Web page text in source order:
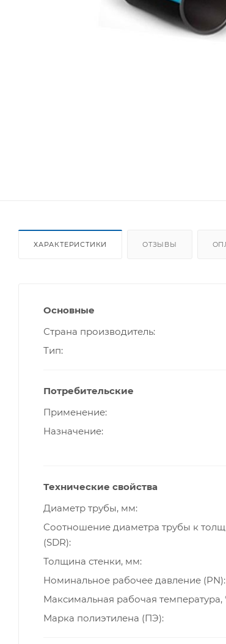
ХАРАКТЕРИСТИКИ ОТЗЫВЫ
Основные
Страна производитель
Тип
Потребительские
Применение
Назначение
Технические свойства
Диаметр трубы, мм
Cоотношение диаметра трубы к
(SDR)
Толщина стенки, мм
Номинальное рабочее давление (PN)
Максимальная рабочая температура,
Марка полиэтилена (ПЭ)